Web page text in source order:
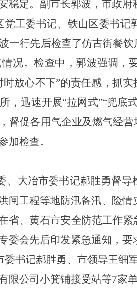
稳定。副市长郭波，市政府
党工委书记、铁山区委书
一行先后检查了仿古街餐
况。检查中，郭波强调
放心不下”的责任感，抓
，迅速开展“拉网式”“兜
督促各用气企业及燃气经
加检查。
、大冶市委书记郝胜勇督
闸工程等地防汛备汛、险情
省、黄石市安全防范工作紧
委会先后印发紧急通知，要
委书记郝胜勇、市领导王
限公司小箕铺接受站等7家